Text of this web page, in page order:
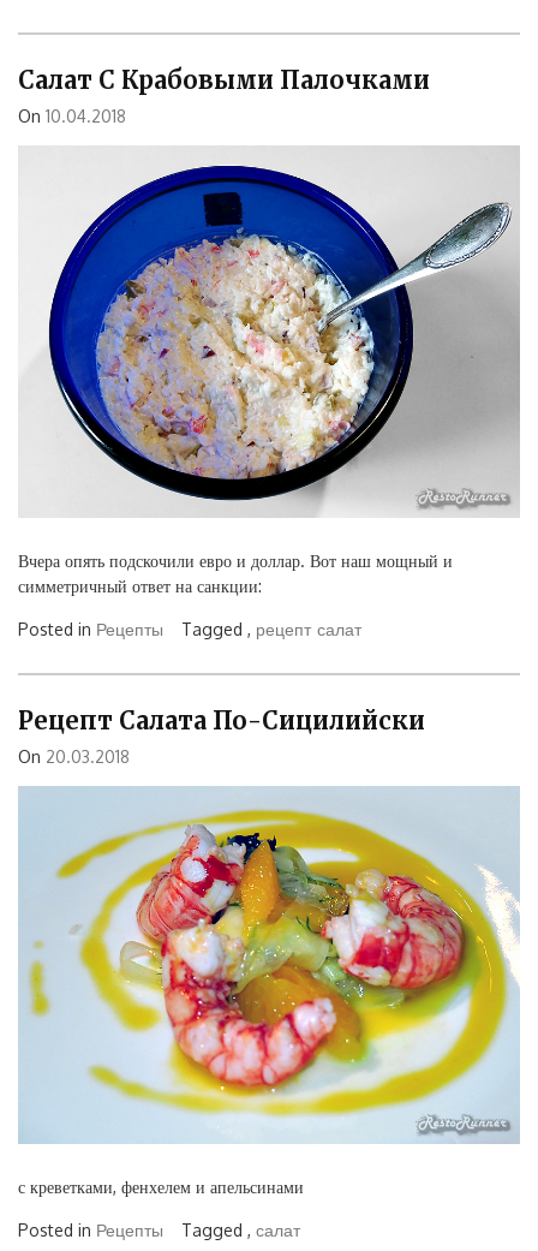
Салат С Крабовыми Палочками
On 10.04.2018
Вчера опять подскочили евро и доллар. Вот наш мощный и
симметричный ответ на санкции:
Posted in Рецепты Tagged , рецепт салат
Рецепт Салата По-Сицилийски
On 20.03.2018
с креветками, фенхелем и апельсинами
Posted in Рецепты Tagged , салат